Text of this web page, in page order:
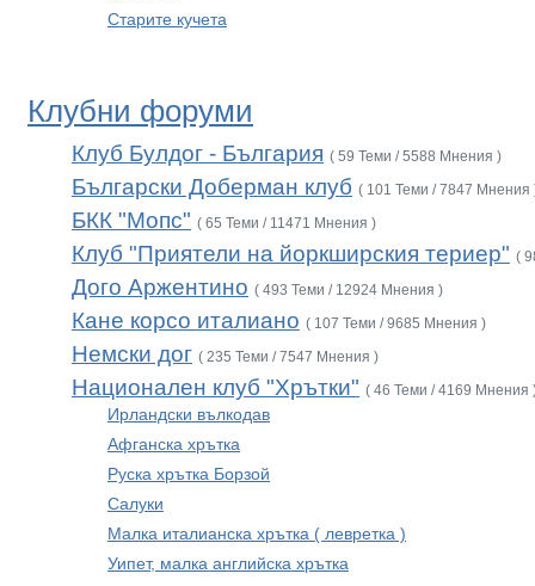
Старите кучета
Клубни форуми
Клуб Булдог - България ( 59 Теми / 5588 Мнения )
Български Доберман клуб ( 101 Теми / 7847 Мнения
БКК "Мопс" ( 65 Теми / 11471 Мнения )
Клуб "Приятели на йоркширския териер" (
Дого Аржентино ( 493 Теми / 12924 Мнения )
Кане корсо италиано ( 107 Теми / 9685 Мнения )
Немски дог ( 235 Теми / 7547 Мнения )
Национален клуб "Хрътки" ( 46 Теми / 4169 Мнения
Ирландски вълкодав
Афганска хрътка
Руска хрътка Борзой
Салуки
Малка италианска хрътка ( левретка )
Уипет, малка английска хрътка